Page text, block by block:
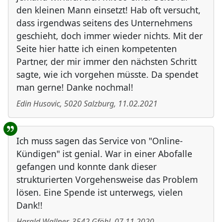
den kleinen Mann einsetzt! Hab oft versucht,
dass irgendwas seitens des Unternehmens
geschieht, doch immer wieder nichts. Mit der
Seite hier hatte ich einen kompetenten
Partner, der mir immer den nächsten Schritt
sagte, wie ich vorgehen müsste. Da spendet
man gerne! Danke nochmal!
Edin Husovic, 5020Salzburg, 11.02.2021
Ich muss sagen das Service von "Online-
Kündigen" ist genial. War in einer Abofalle
gefangen und konnte dank dieser
strukturierten Vorgehensweise das Problem
lösen. Eine Spende ist unterwegs, vielen
Dank!!